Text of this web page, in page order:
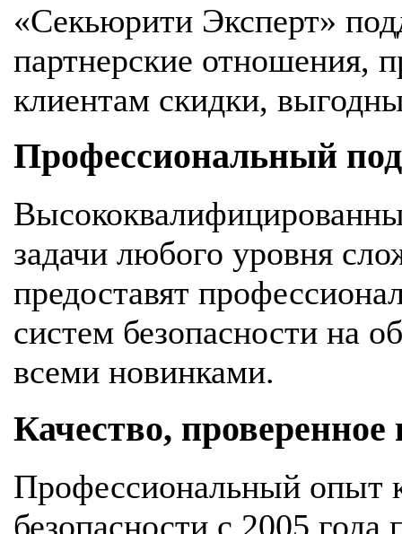
«Секьюрити Эксперт»
партнерские отношения,
клиентам скидки,
Профессиональный
задачи любого уровня
предоставят
систем безопасности на
всеми новинками.
Качество,
Профессиональный опыт
безопасности с 2005 года